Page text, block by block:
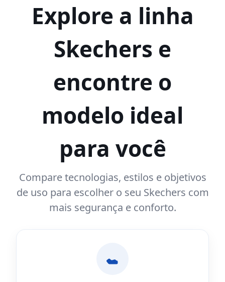
Explore a linha
Skechers e
encontre o
modelo ideal
para você
Compare tecnologias, estilos e objetivos
de uso para escolher o seu Skechers com
mais segurança e conforto.